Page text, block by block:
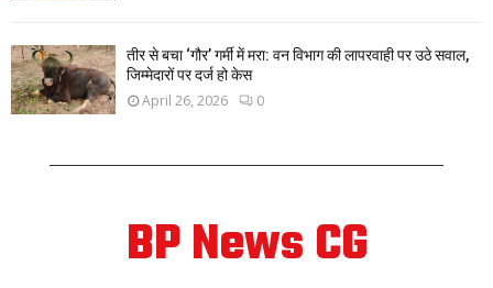
तीर से बचा ‘गौर’ गर्मी में मरा: वन विभाग की लापरवाही पर उठे सवाल,
जिम्मेदारों पर दर्ज हो केस
April 26, 2026 0
BP News CG